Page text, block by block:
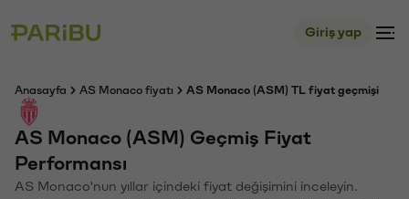
Giriş yap
Anasayfa AS Monaco fiyatı AS Monaco (ASM) TL fiyat geçmişi
AS Monaco (ASM) Geçmiş Fiyat
Performansı
AS Monaco'nun yıllar içindeki fiyat değişimini inceleyin.